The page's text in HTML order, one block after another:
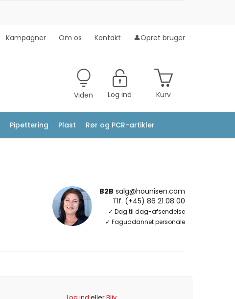
Kampagner Om os Kontakt 👤Opret bruger
Viden Log ind Kurv
Pipettering Plast Rør og PCR-artikler
B2B salg@hounisen.com
Tlf. (+45) 86 21 08 00
✓ Dag til dag-afsendelse
✓ Faguddannet personale